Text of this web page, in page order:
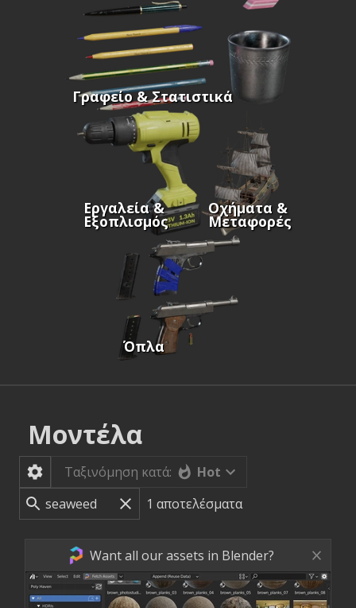
Γραφείο & Στατιστικά
Εργαλεία &
Εξοπλισμός
Οχήματα &
Μεταφορές
Όπλα
Μοντέλα
Ταξινόμηση κατά:
Hot
1 αποτελέσματα
Want all our assets in Blender?